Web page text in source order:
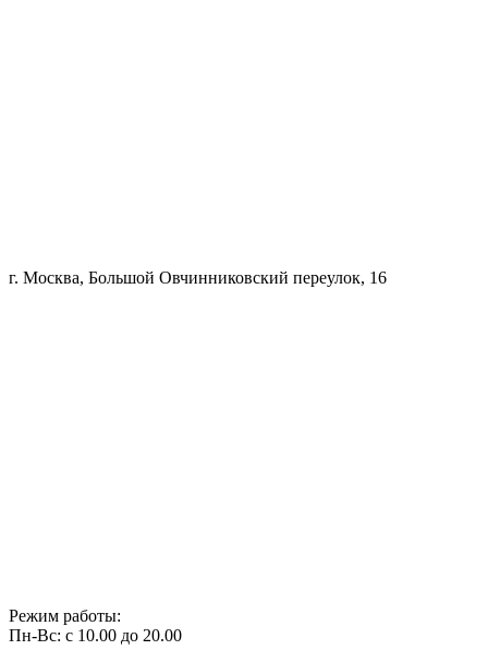
г. Москва, Большой Овчинниковский переулок, 16
Режим работы:
Пн-Вс: с 10.00 до 20.00